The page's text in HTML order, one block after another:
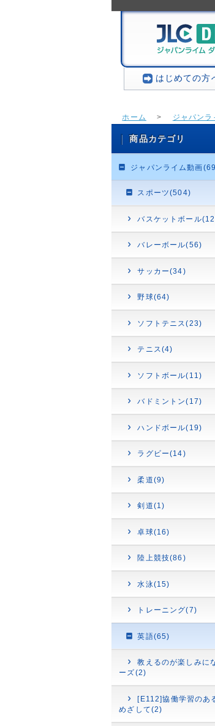
はじめての方
ホーム > ジャパンラ
[E86]四技能を高める英
商品カテゴリ
ジャパンライム動画
スポーツ(504)
バスケットボール
バレーボール(56)
サッカー(34)
野球(64)
ソフトテニス(23)
テニス(4)
ソフトボール(11)
バドミントン(17)
ハンドボール(19)
ラグビー(14)
柔道(9)
剣道(1)
卓球(16)
陸上競技(86)
水泳(15)
トレーニング(7)
英語(65)
教えるのが楽しみに
ーズ(2)
[E112]協働学習のあ
めざして(2)